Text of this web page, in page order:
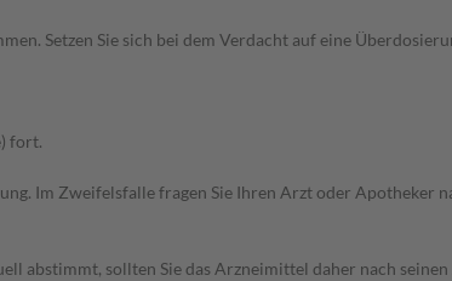
Setzen Sie sich bei dem Verdacht auf eine
fort.
Im Zweifelsfalle fragen Sie Ihren Arzt oder Apotheker
abstimmt, sollten Sie das Arzneimittel daher nach